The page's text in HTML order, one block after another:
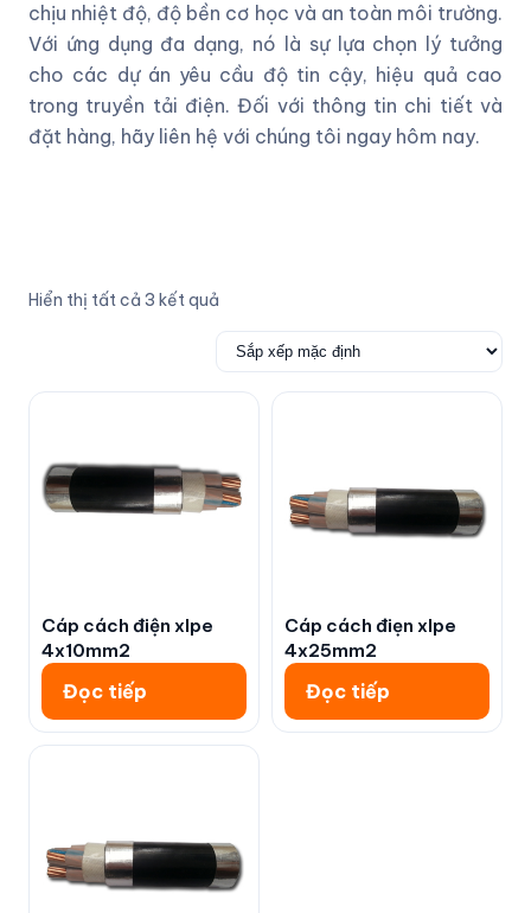
chịu nhiệt độ, độ bền cơ học và an toàn môi trường.
Với ứng dụng đa dạng, nó là sự lựa chọn lý tưởng
cho các dự án yêu cầu độ tin cậy, hiệu quả cao
trong truyền tải điện. Đối với thông tin chi tiết và
đặt hàng, hãy liên hệ với chúng tôi ngay hôm nay.
Hiển thị tất cả 3 kết quả
Cáp cách điện xlpe
4x10mm2
Đọc tiếp
Cáp cách điẹn xlpe
4x25mm2
Đọc tiếp